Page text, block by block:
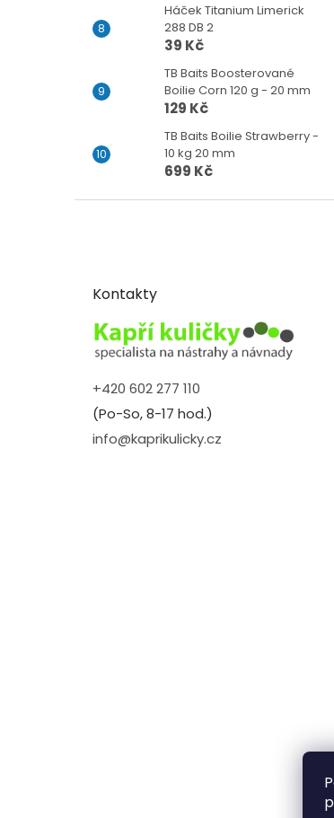
Háček Titanium Limerick
288 DB 2
39 Kč
TB Baits Boosterované
Boilie Corn 120 g - 20 mm
129 Kč
TB Baits Boilie Strawberry -
10 kg 20 mm
699 Kč
Kontakty
+420 602 277 110
(Po-So, 8-17 hod.)
info@kaprikulicky.cz